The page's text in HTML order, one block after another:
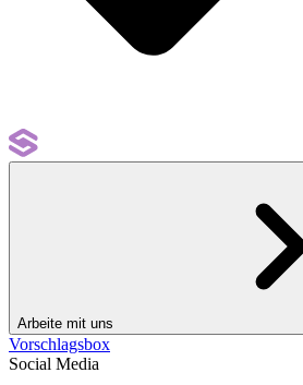
Arbeite mit uns
Vorschlagsbox
Social Media